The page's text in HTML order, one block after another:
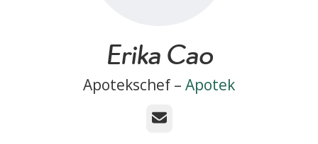
Erika Cao
Apotekschef – Apotek
E-post